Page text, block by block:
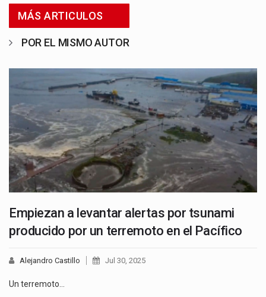
MÁS ARTICULOS
POR EL MISMO AUTOR
Empiezan a levantar alertas por tsunami
producido por un terremoto en el Pacífico
Alejandro Castillo Jul 30, 2025
Un terremoto…